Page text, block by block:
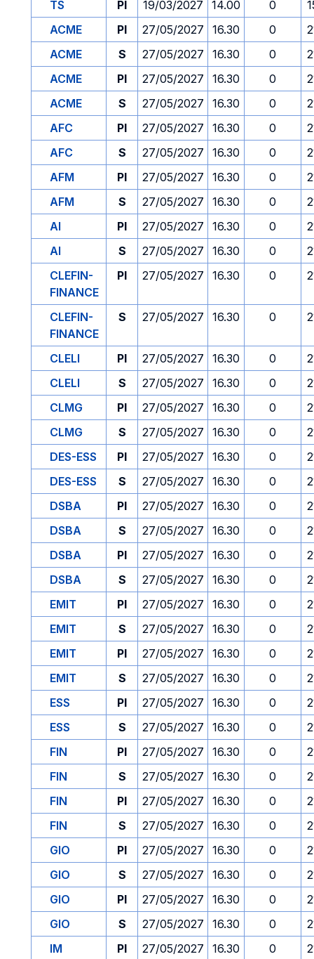
TS
PI 19/03/2027 14.00 0
ACME
PI 27/05/2027 16.30 0
ACME
S 27/05/2027 16.30 0
ACME
PI 27/05/2027 16.30 0
ACME
S 27/05/2027 16.30 0
AFC
PI 27/05/2027 16.30 0
AFC
S 27/05/2027 16.30 0
AFM
PI 27/05/2027 16.30 0
AFM
S 27/05/2027 16.30 0
AI
PI 27/05/2027 16.30 0
AI
S 27/05/2027 16.30 0
CLEFIN-
FINANCE
PI 27/05/2027 16.30 0
CLEFIN-
FINANCE
S 27/05/2027 16.30 0
CLELI PI 27/05/2027 16.30 0
CLELI
S 27/05/2027 16.30 0
CLMG
PI 27/05/2027 16.30 0
CLMG
S 27/05/2027 16.30 0
DES-ESS
PI 27/05/2027 16.30 0
DES-ESS
S 27/05/2027 16.30 0
DSBA
PI 27/05/2027 16.30 0
DSBA
S 27/05/2027 16.30 0
DSBA
PI 27/05/2027 16.30 0
DSBA
S 27/05/2027 16.30 0
EMIT
PI 27/05/2027 16.30 0
EMIT
S 27/05/2027 16.30 0
EMIT
PI 27/05/2027 16.30 0
EMIT
S 27/05/2027 16.30 0
ESS
PI 27/05/2027 16.30 0
ESS
S 27/05/2027 16.30 0
FIN
PI 27/05/2027 16.30 0
FIN
S 27/05/2027 16.30 0
FIN
PI 27/05/2027 16.30 0
FIN
S 27/05/2027 16.30 0
GIO
PI 27/05/2027 16.30 0
GIO
S 27/05/2027 16.30 0
GIO
PI 27/05/2027 16.30 0
GIO
S 27/05/2027 16.30 0
IM
PI 27/05/2027 16.30 0